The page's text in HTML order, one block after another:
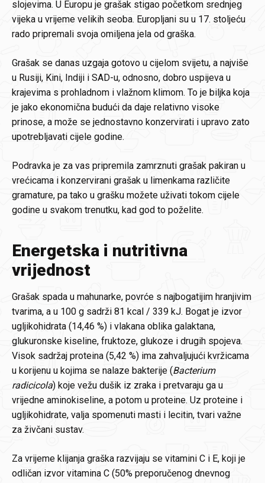
slojevima. U Europu je grašak stigao početkom srednjeg
vijeka u vrijeme velikih seoba. Europljani su u 17. stoljeću
rado pripremali svoja omiljena jela od graška.
Grašak se danas uzgaja gotovo u cijelom svijetu, a najviše
u Rusiji, Kini, Indiji i SAD-u, odnosno, dobro uspijeva u
krajevima s prohladnom i vlažnom klimom. To je biljka koja
je jako ekonomična budući da daje relativno visoke
prinose, a može se jednostavno konzervirati i upravo zato
upotrebljavati cijele godine.
Podravka je za vas pripremila zamrznuti grašak pakiran u
vrećicama i konzervirani grašak u limenkama različite
gramature, pa tako u grašku možete uživati tokom cijele
godine u svakom trenutku, kad god to poželite.
Energetska i nutritivna
vrijednost
Grašak spada u mahunarke, povrće s najbogatijim hranjivim
tvarima, a u 100 g sadrži 81 kcal / 339 kJ. Bogat je izvor
ugljikohidrata (14,46 %) i vlakana oblika galaktana,
glukuronske kiseline, fruktoze, glukoze i drugih spojeva.
Visok sadržaj proteina (5,42 %) ima zahvaljujući kvržicama
u korijenu u kojima se nalaze bakterije (Bacterium
radicicola) koje vežu dušik iz zraka i pretvaraju ga u
vrijedne aminokiseline, a potom u proteine. Uz proteine i
ugljikohidrate, valja spomenuti masti i lecitin, tvari važne
za živčani sustav.
Za vrijeme klijanja graška razvijaju se vitamini C i E, koji je
odličan izvor vitamina C (50% preporučenog dnevnog